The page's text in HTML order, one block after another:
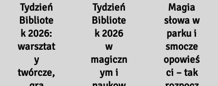
Tydzień
Bibliote
k 2026:
warsztat
y
twórcze,
Tydzień
Bibliote
k 2026
w
magiczn
ym i
Magia
słowa w
parku i
smocze
opowieś
ci – tak